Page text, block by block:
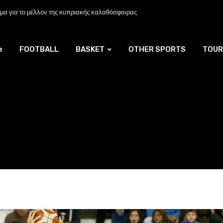
το μέλλον της κυπριακής καλαθόσφαιρας
FOOTBALL BASKET OTHER SPORTS